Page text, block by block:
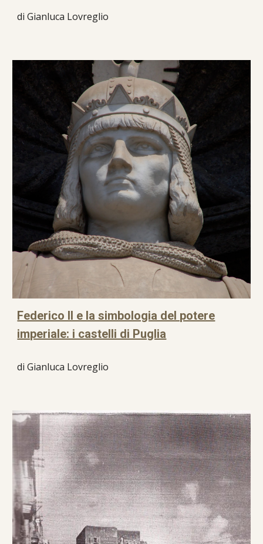
di Gianluca Lovreglio
Federico II e la simbologia del potere
imperiale: i castelli di Puglia
di Gianluca Lovreglio